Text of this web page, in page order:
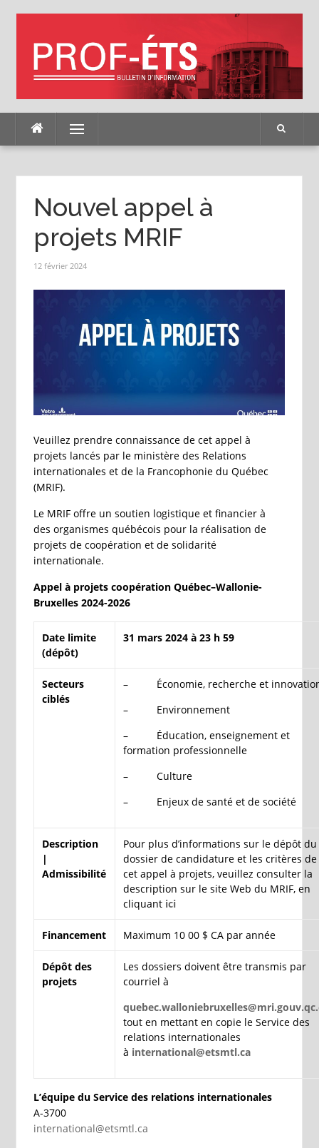
Menu
Nouvel appel à
projets MRIF
12 février 2024
Veuillez prendre connaissance de cet appel à
projets lancés par le ministère des Relations
internationales et de la Francophonie du Québec
(MRIF).
Le MRIF offre un soutien logistique et financier à
des organismes québécois pour la réalisation de
projets de coopération et de solidarité
internationale.
Appel à projets coopération Québec–Wallonie-
Bruxelles 2024-2026
Date limite
(dépôt)
31 mars 2024 à 23 h 59
Secteurs
ciblés
– Économie, recherche et
– Environnement
– Éducation, enseignement et
formation professionnelle
– Culture
– Enjeux de santé et de société
Description
|
Admissibilité
Pour plus d’informations sur le dépôt du
dossier de candidature et les critères de
cet appel à projets, veuillez consulter la
description sur le site Web du MRIF, en
cliquant ici
Financement Maximum 10 00 $ CA par année
Dépôt des
projets
Les dossiers doivent être transmis par
courriel à
tout en mettant en copie le Service des
relations internationales
à international@etsmtl.ca
L’équipe du Service des relations internationales
A-3700
international@etsmtl.ca